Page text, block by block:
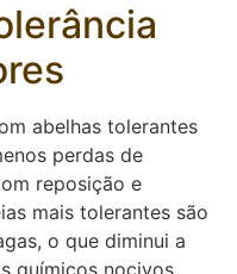
abelhas tolerantes
perdas de
reposição e
mais tolerantes são
o que diminui a